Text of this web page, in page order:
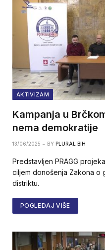
AKTIVIZAM
Kampanja u
nema demokratije
13/06/2025 BY PLURAL BIH
Predstavljen PRAGG
ciljem donošenja Zakona o
distriktu.
POGLEDAJ VIŠE